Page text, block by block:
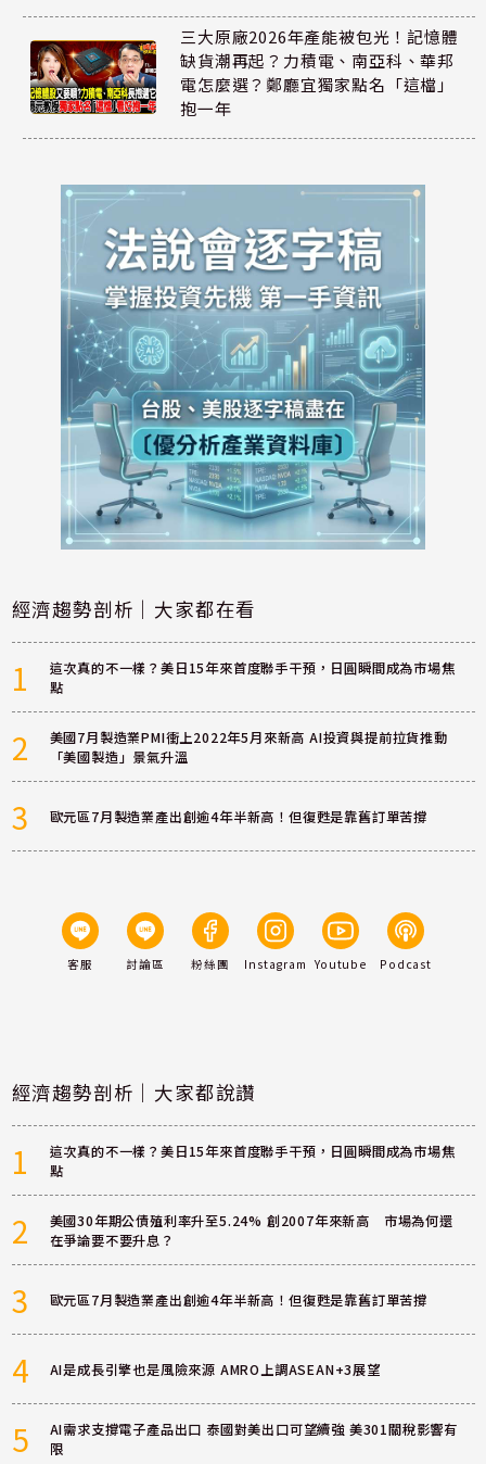
三大原廠2026年產能被包光！記憶體
缺貨潮再起？力積電、南亞科、華邦
電怎麼選？鄭廳宜獨家點名「這檔」
抱一年
經濟趨勢剖析｜大家都在看
1
這次真的不一樣？美日15年來首度聯手干預，日圓瞬間成為市場焦
點
2
美國7月製造業PMI衝上2022年5月來新高 AI投資與提前拉貨推動
「美國製造」景氣升溫
3 歐元區7月製造業產出創逾4年半新高！但復甦是靠舊訂單苦撐
客服 討論區 粉絲團 Instagram Youtube Podcast
經濟趨勢剖析｜大家都說讚
1
這次真的不一樣？美日15年來首度聯手干預，日圓瞬間成為市場焦
點
2
美國30年期公債殖利率升至5.24% 創2007年來新高 市場為何還
在爭論要不要升息？
3 歐元區7月製造業產出創逾4年半新高！但復甦是靠舊訂單苦撐
4 AI是成長引擎也是風險來源 AMRO上調ASEAN+3展望
5
AI需求支撐電子產品出口 泰國對美出口可望續強 美301關稅影響有
限